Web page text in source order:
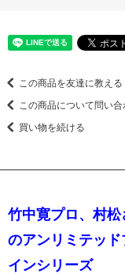
この商品を友達に教える
この商品について問い合
買い物を続ける
竹中寛プロ、村
のアンリミテッ
インシリーズ